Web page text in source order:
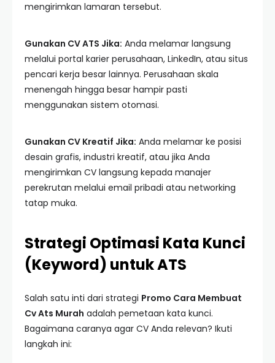
mengirimkan lamaran tersebut.
Gunakan CV ATS Jika: Anda melamar langsung
melalui portal karier perusahaan, LinkedIn, atau situs
pencari kerja besar lainnya. Perusahaan skala
menengah hingga besar hampir pasti
menggunakan sistem otomasi.
Gunakan CV Kreatif Jika: Anda melamar ke posisi
desain grafis, industri kreatif, atau jika Anda
mengirimkan CV langsung kepada manajer
perekrutan melalui email pribadi atau networking
tatap muka.
Strategi Optimasi Kata Kunci
(Keyword) untuk ATS
Salah satu inti dari strategi Promo Cara Membuat
Cv Ats Murah adalah pemetaan kata kunci.
Bagaimana caranya agar CV Anda relevan? Ikuti
langkah ini: